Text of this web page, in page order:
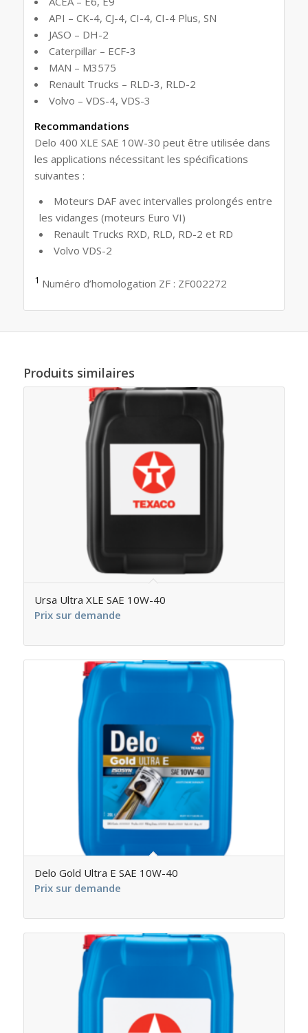
API – CK-4, CJ-4, CI-4, CI-4 Plus, SN
JASO – DH-2
Caterpillar – ECF-3
MAN – M3575
Renault Trucks – RLD-3, RLD-2
Volvo – VDS-4, VDS-3
Recommandations
Delo 400 XLE SAE 10W-30 peut être utilisée dans
les applications nécessitant les spécifications
suivantes :
Moteurs DAF avec intervalles prolongés entre
les vidanges (moteurs Euro VI)
Renault Trucks RXD, RLD, RD-2 et RD
Volvo VDS-2
1 Numéro d’homologation ZF : ZF002272
Produits similaires
Ursa Ultra XLE SAE 10W-40
Prix sur demande
Delo Gold Ultra E SAE 10W-40
Prix sur demande